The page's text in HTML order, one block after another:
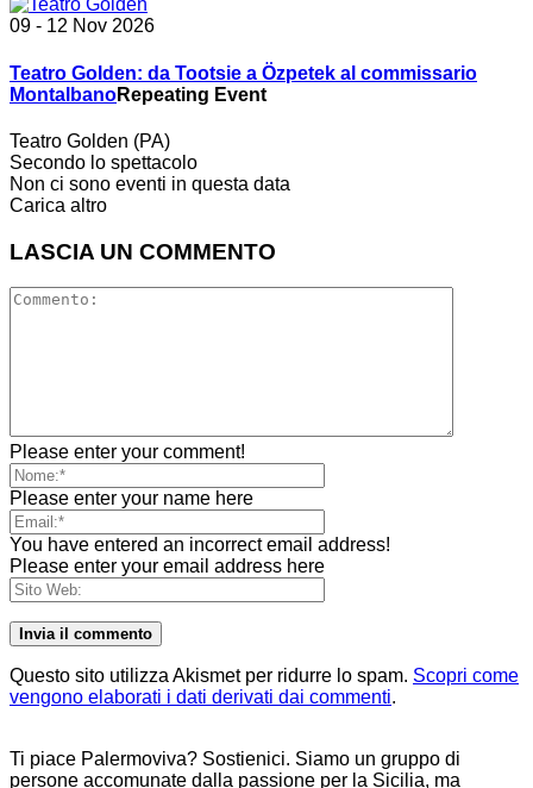
09 - 12 Nov 2026
Teatro Golden: da Tootsie a Özpetek al commissario
MontalbanoRepeating Event
Teatro Golden (PA)
Secondo lo spettacolo
Non ci sono eventi in questa data
Carica altro
LASCIA UN COMMENTO
Please enter your comment!
Please enter your name here
You have entered an incorrect email address!
Please enter your email address here
Questo sito utilizza Akismet per ridurre lo spam. Scopri come
vengono elaborati i dati derivati dai commenti.
Ti piace Palermoviva? Sostienici. Siamo un gruppo di
persone accomunate dalla passione per la Sicilia, ma